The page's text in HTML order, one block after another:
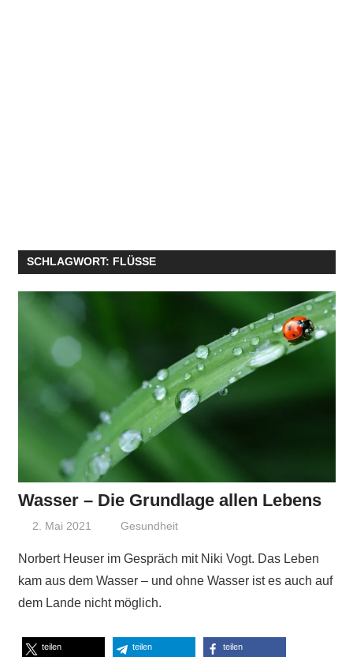
SCHLAGWORT: FLÜSSE
Wasser – Die Grundlage allen Lebens
2. Mai 2021 Niki Vogt
Gesundheit
Norbert Heuser im Gespräch mit Niki Vogt. Das Leben
kam aus dem Wasser – und ohne Wasser ist es auch auf
dem Lande nicht möglich.
teilen teilen teilen